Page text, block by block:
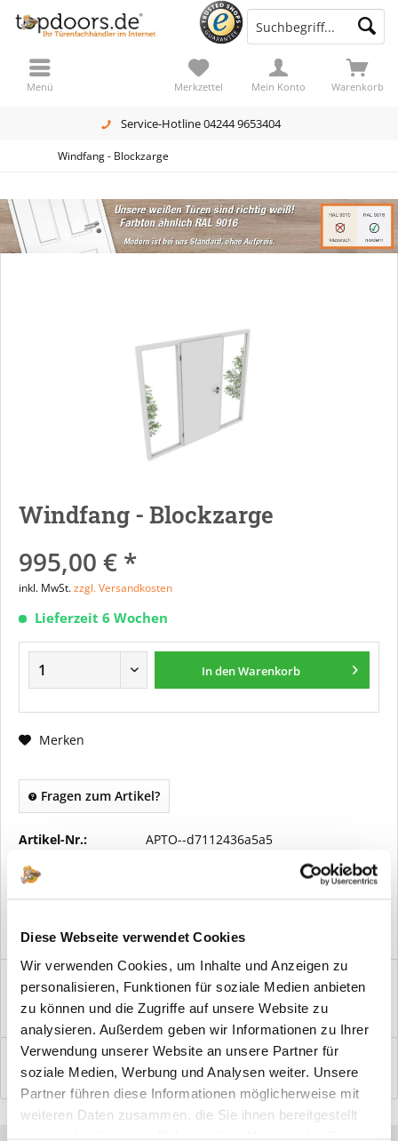
Diese Webseite verwendet Cookies
Wir verwenden Cookies, um Inhalte und Anzeigen zu
personalisieren, Funktionen für soziale Medien anbieten
zu können und die Zugriffe auf unsere Website zu
analysieren. Außerdem geben wir Informationen zu Ihrer
Verwendung unserer Website an unsere Partner für
soziale Medien, Werbung und Analysen weiter. Unsere
Partner führen diese Informationen möglicherweise mit
weiteren Daten zusammen, die Sie ihnen bereitgestellt
Service-Hotline 04244 9653404
Warenkorb
Merkzettel Mein Konto
Menü
Windfang - Blockzarge
Windfang - Blockzarge
995,00 € *
inkl. MwSt.zzgl. Versandkosten
Lieferzeit 6 Wochen
In denWarenkorb
Merken
Fragen zum Artikel?
Artikel-Nr.: APTO--d7112436a5a5
Vorteile
Windfangelemente online am Bildschirm konfigurieren und
einbaufertig bestellen. In wenigen...
Bewertungen
0
Bewertungen lesen, schreiben und diskutieren...mehr